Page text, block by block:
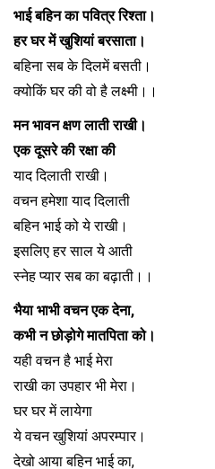
भाई बहिन का पवित्र रिश्ता।
हर घर में खुशियां बरसाता।
बहिना सब के दिलमें बसती।
क्योकिं घर की वो है लक्ष्मी।।
मन भावन क्षण लाती राखी।
एक दूसरे की रक्षा की
याद दिलाती राखी।
वचन हमेशा याद दिलाती
बहिन भाई को ये राखी।
इसलिए हर साल ये आती
स्नेह प्यार सब का बढ़ाती।।
भैया भाभी वचन एक देना,
कभी न छोड़ोगे मातपिता को।
यही वचन है भाई मेरा
राखी का उपहार भी मेरा।
घर घर में लायेगा
ये वचन खुशियां अपरम्पार।
देखो आया बहिन भाई का,